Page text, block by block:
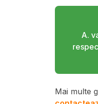
A.
Mai multe